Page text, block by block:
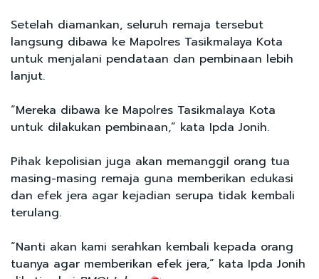
Setelah diamankan, seluruh remaja tersebut
langsung dibawa ke Mapolres Tasikmalaya Kota
untuk menjalani pendataan dan pembinaan lebih
lanjut.
“Mereka dibawa ke Mapolres Tasikmalaya Kota
untuk dilakukan pembinaan,” kata Ipda Jonih.
Pihak kepolisian juga akan memanggil orang tua
masing-masing remaja guna memberikan edukasi
dan efek jera agar kejadian serupa tidak kembali
terulang.
“Nanti akan kami serahkan kembali kepada orang
tuanya agar memberikan efek jera,” kata Ipda Jonih